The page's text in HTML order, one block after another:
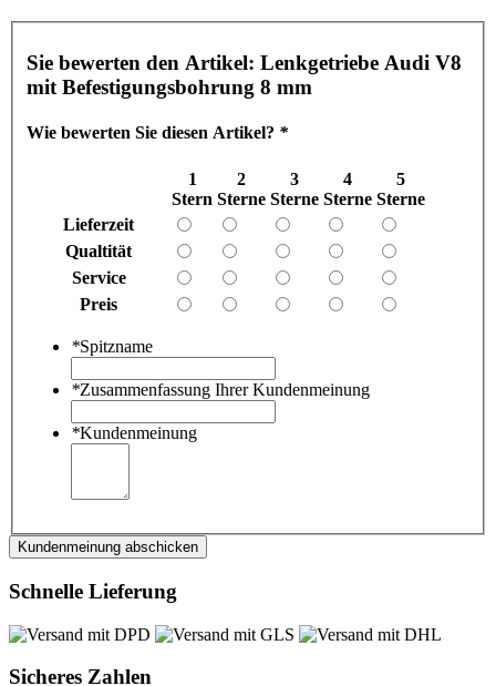
Sie bewerten den Artikel: Lenkgetriebe Audi V8
mit Befestigungsbohrung 8 mm
Wie bewerten Sie diesen Artikel? *
1
Stern
2
Sterne
3
Sterne
4
Sterne
5
Sterne
Lieferzeit
Qualtität
Service
Preis
*Spitzname
*Zusammenfassung Ihrer Kundenmeinung
*Kundenmeinung
Kundenmeinung abschicken
Schnelle Lieferung
Sicheres Zahlen